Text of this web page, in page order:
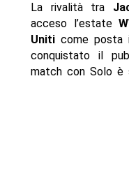
La rivalità tra
acceso l’estate
Uniticome posta
conquistato il
match con Solo è